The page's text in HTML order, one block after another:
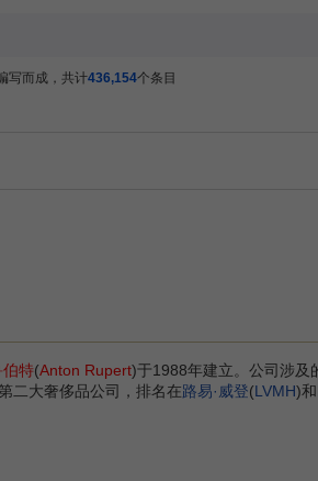
写而成，共计436,154个条目
伯特(Anton Rupert)于1988年建立。公司涉及
二大奢侈品公司，排名在路易·威登(LVMH)和